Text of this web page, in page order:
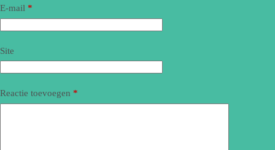
E-mail *
Site
Reactie toevoegen *